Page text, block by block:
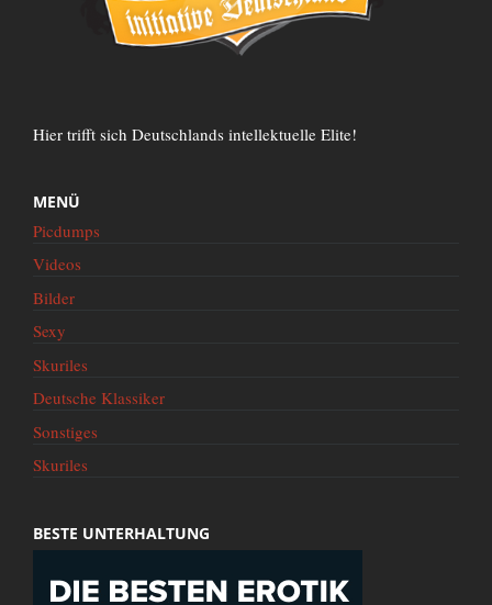
Hier trifft sich Deutschlands intellektuelle Elite!
MENÜ
Picdumps
Videos
Bilder
Sexy
Skuriles
Deutsche Klassiker
Sonstiges
Skuriles
BESTE UNTERHALTUNG